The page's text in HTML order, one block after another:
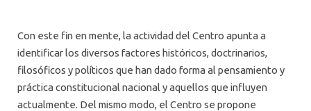
Con este fin en mente, la actividad del Centro apunta a
identificar los diversos factores históricos, doctrinarios,
filosóficos y políticos que han dado forma al pensamiento y
práctica constitucional nacional y aquellos que influyen
actualmente. Del mismo modo, el Centro se propone